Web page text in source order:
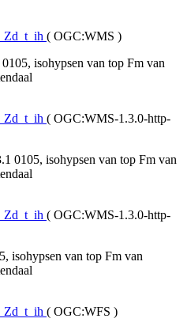
( OGC:WMS )
isohypsen van top Fm van
( OGC:WMS-1.3.0-http-
0105, isohypsen van top Fm van
( OGC:WMS-1.3.0-http-
isohypsen van top Fm van
( OGC:WFS )